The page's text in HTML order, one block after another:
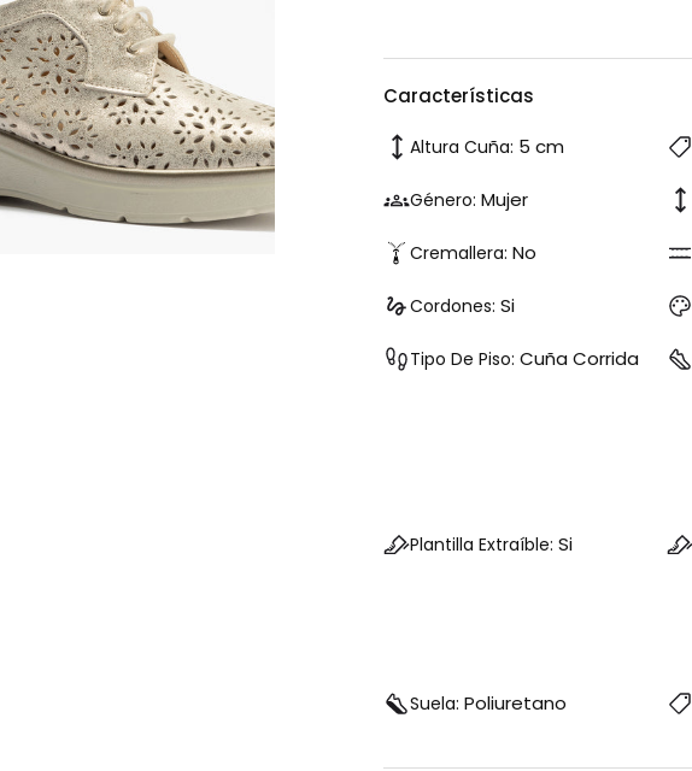
Características
Altura Cuña: 5 cm
Género: Mujer
Cremallera: No
Cordones: Si
Tipo De Piso: Cuña Corrida
Plantilla Extraíble: Si
Suela: Poliuretano